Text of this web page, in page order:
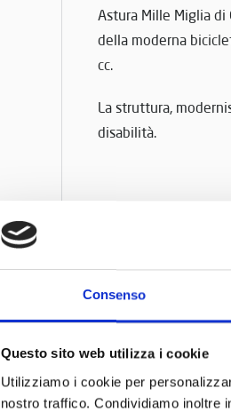
Consenso
Questo sito web utilizza i cookie
Utilizziamo i cookie per
nostro traffico. Condividiamo inoltre
Astura Mille Miglia
della moderna
cc.
La struttura,
disabilità.
Per questo, la
Domenica 13
accettano